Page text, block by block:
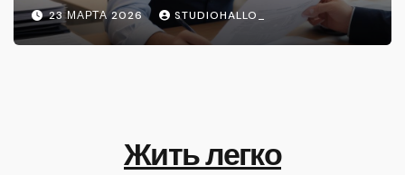
23 МАРТА 2026 STUDIOHALLO_
Жить легко